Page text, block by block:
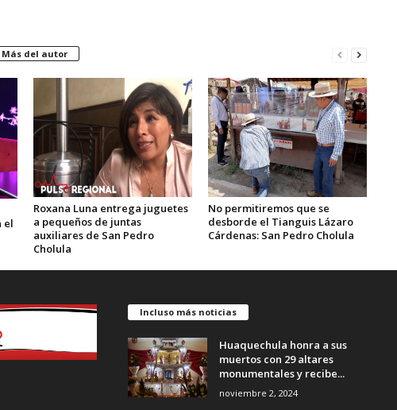
Más del autor
el
Roxana Luna entrega juguetes
a pequeños de juntas
auxiliares de San Pedro
Cholula
No permitiremos que se
desborde el Tianguis Lázaro
Cárdenas: San Pedro Cholula
Incluso más noticias
Huaquechula honra a sus
muertos con 29 altares
monumentales y recibe...
noviembre 2, 2024